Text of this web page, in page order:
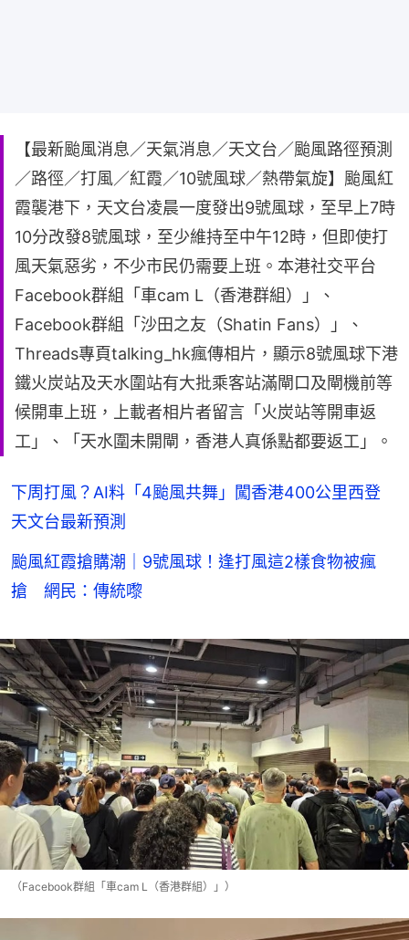
【最新颱風消息／天氣消息／天文台／颱風路徑預測
／路徑／打風／紅霞／10號風球／熱帶氣旋】颱風紅
霞襲港下，天文台凌晨一度發出9號風球，至早上7時
10分改發8號風球，至少維持至中午12時，但即使打
風天氣惡劣，不少市民仍需要上班。本港社交平台
Facebook群組「車cam L（香港群組）」、
Facebook群組「沙田之友（Shatin Fans）」、
Threads專頁talking_hk瘋傳相片，顯示8號風球下港
鐵火炭站及天水圍站有大批乘客站滿閘口及閘機前等
候開車上班，上載者相片者留言「火炭站等開車返
工」、「天水圍未開閘，香港人真係點都要返工」。
下周打風？AI料「4颱風共舞」闖香港400公里西登
天文台最新預測
颱風紅霞搶購潮｜9號風球！逢打風這2樣食物被瘋
搶 網民：傳統嚟
（Facebook群組「車cam L（香港群組）」）